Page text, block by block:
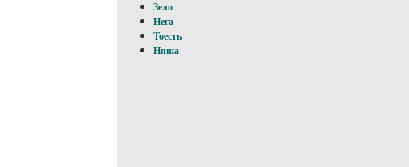
Зело
Нега
Тоесть
Няша